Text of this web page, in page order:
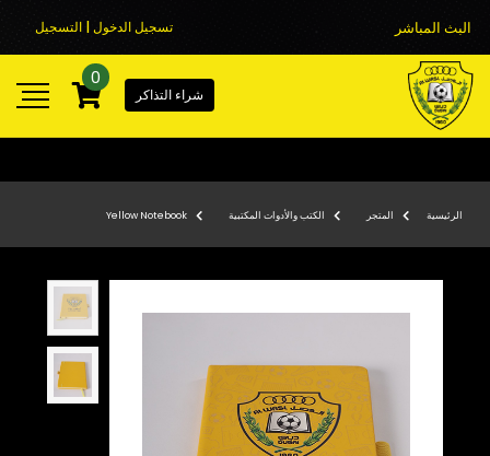
البث المباشر تسجيل الدخول | التسجيل
شراء التذاكر
0
الرئيسية المتجر الكتب والأدوات المكتبية Yellow Notebook